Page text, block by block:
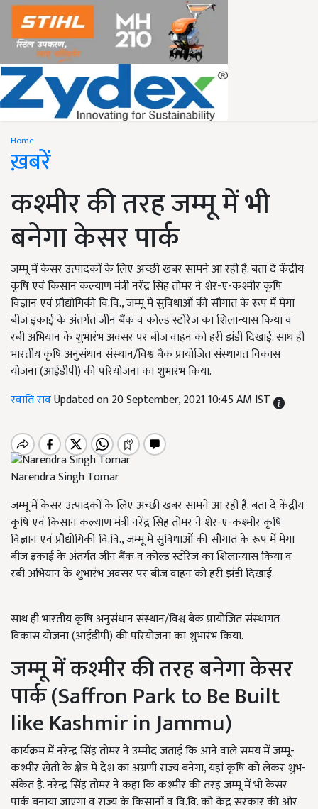
Home
ख़बरें
कश्मीर की तरह जम्मू में भी
बनेगा केसर पार्क
जम्मू में केसर उत्पादकों के लिए अच्छी खबर सामने आ रही है. बता दें केंद्रीय
कृषि एवं किसान कल्याण मंत्री नरेंद्र सिंह तोमर ने शेर-ए-कश्मीर कृषि
विज्ञान एवं प्रौद्योगिकी वि.वि., जम्मू में सुविधाओं की सौगात के रूप में मेगा
बीज इकाई के अंतर्गत जीन बैंक व कोल्ड स्टोरेज का शिलान्यास किया व
रबी अभियान के शुभारंभ अवसर पर बीज वाहन को हरी झंडी दिखाई. साथ ही
भारतीय कृषि अनुसंधान संस्थान/विश्व बैंक प्रायोजित संस्थागत विकास
योजना (आईडीपी) की परियोजना का शुभारंभ किया.
स्वाति रावUpdated on 20 September, 2021 10:45 AM IST
Narendra Singh Tomar
जम्मू में केसर उत्पादकों के लिए अच्छी खबर सामने आ रही है. बता दें केंद्रीय
कृषि एवं किसान कल्याण मंत्री नरेंद्र सिंह तोमर ने शेर-ए-कश्मीर कृषि
विज्ञान एवं प्रौद्योगिकी वि.वि., जम्मू में सुविधाओं की सौगात के रूप में मेगा
बीज इकाई के अंतर्गत जीन बैंक व कोल्ड स्टोरेज का शिलान्यास किया व
रबी अभियान के शुभारंभ अवसर पर बीज वाहन को हरी झंडी दिखाई.
साथ ही भारतीय कृषि अनुसंधान संस्थान/विश्व बैंक प्रायोजित संस्थागत
विकास योजना (आईडीपी) की परियोजना का शुभारंभ किया.
जम्मू में कश्मीर की तरह बनेगा केसर
पार्क (Saffron Park to Be Built
like Kashmir in Jammu)
कार्यक्रम में नरेन्द्र सिंह तोमर ने उम्मीद जताई कि आने वाले समय में जम्मू-
कश्मीर खेती के क्षेत्र में देश का अग्रणी राज्य बनेगा, यहां कृषि को लेकर शुभ-
संकेत है. नरेन्द्र सिंह तोमर ने कहा कि कश्मीर की तरह जम्मू में भी केसर
पार्क बनाया जाएगा व राज्य के किसानों व वि.वि. को केंद्र सरकार की ओर